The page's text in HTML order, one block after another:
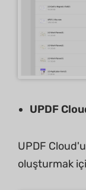
UPDF
UPDF
oluşturmak